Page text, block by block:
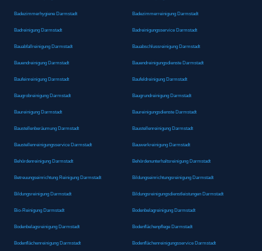
Badezimmerhygiene Darmstadt Badezimmerreinigung Darmstadt
Badreinigung Darmstadt Badreinigungsservice Darmstadt
Bauabfallreinigung Darmstadt Bauabschlussreinigung Darmstadt
Bauendreinigung Darmstadt Bauendreinigungsdienste Darmstadt
Baufeinreinigung Darmstadt Baufeldreinigung Darmstadt
Baugrobreinigung Darmstadt Baugrundreinigung Darmstadt
Baureinigung Darmstadt Baureinigungsdienste Darmstadt
Baustellenberäumung Darmstadt Baustellenreinigung Darmstadt
Baustellenreinigungsservice Darmstadt Bauwerkreinigung Darmstadt
Behördenreinigung Darmstadt Behördenunterhaltsreinigung Darmstadt
Betreuungseinrichtung Reinigung Darmstadt Bildungseinrichtungsreinigung Darmstadt
Bildungsreinigung Darmstadt Bildungsreinigungsdienstleistungen Darmstadt
Bio-Reinigung Darmstadt Bodenbelagreinigung Darmstadt
Bodenbelagsreinigung Darmstadt Bodenflächenpflege Darmstadt
Bodenflächenreinigung Darmstadt Bodenflächenreinigungsservice Darmstadt